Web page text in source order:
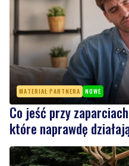
MATERIAŁ PARTNERA NOWE
Co jeść przy
które naprawdę